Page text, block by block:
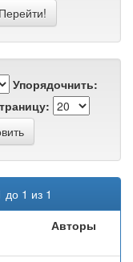
Упорядочнить:
до 1 из 1
Авторы